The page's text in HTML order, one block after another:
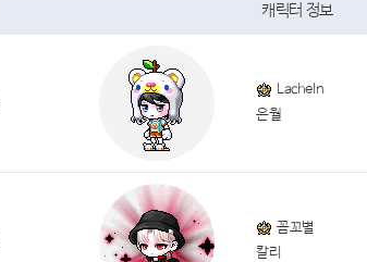
캐릭터 정보
Lacheln
은월
꼼꼬별
칼리